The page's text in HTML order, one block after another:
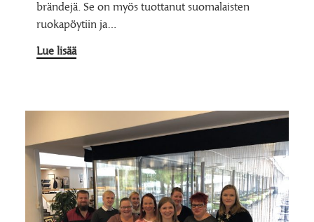
brändejä. Se on myös tuottanut suomalaisten
ruokapöytiin ja…
Lue lisää